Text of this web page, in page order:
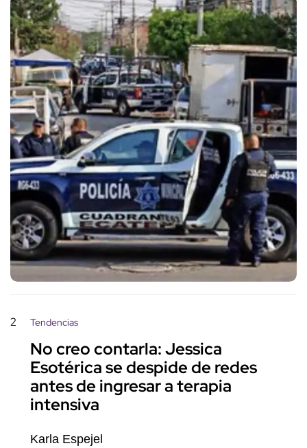
2 Tendencias
No creo contarla: Jessica
Esotérica se despide de redes
antes de ingresar a terapia
intensiva
Karla Espejel